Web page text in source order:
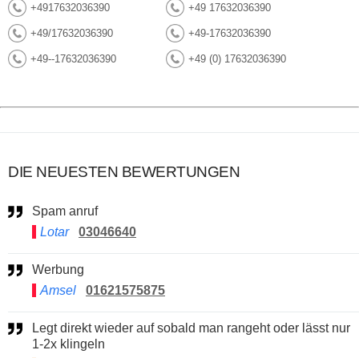
+4917632036390 +49 17632036390
+49/17632036390 +49-17632036390
+49--17632036390 +49 (0) 17632036390
DIE NEUESTEN BEWERTUNGEN
Spam anruf
Lotar
03046640
Werbung
Amsel
01621575875
Legt direkt wieder auf sobald man rangeht oder lässt nur
1-2x klingeln